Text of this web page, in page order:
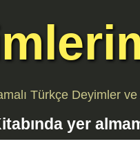
Türkçe Deyimler
yer